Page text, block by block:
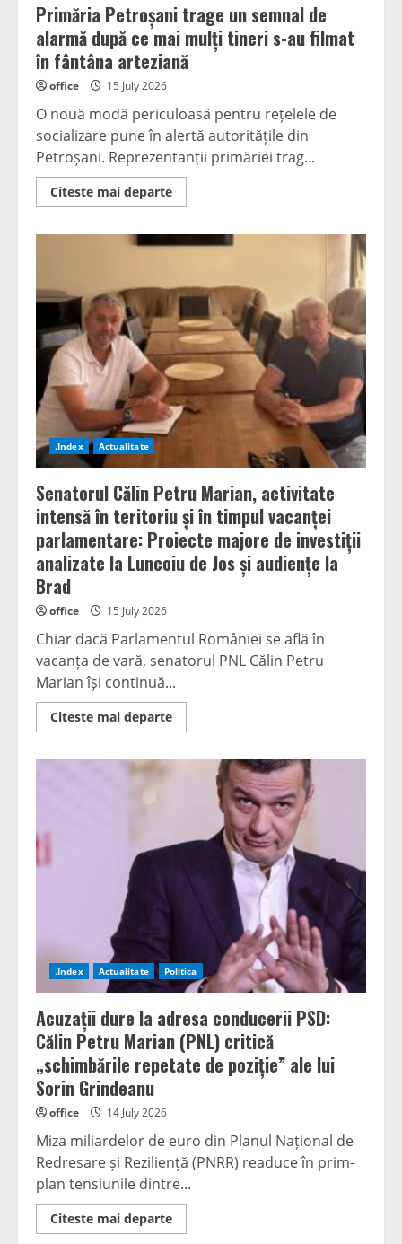
Primăria Petroșani trage un semnal de
alarmă după ce mai mulți tineri s-au filmat
în fântâna arteziană
office 15 July 2026
O nouă modă periculoasă pentru rețelele de
socializare pune în alertă autoritățile din
Petroșani. Reprezentanții primăriei trag...
Citeste mai departeRead
more
Petroșani
de
alarmă
după
ce
mai
mulți
tineri
s-
au
filmat
în
fântâna
arteziană
.Index Actualitate
Senatorul Călin Petru Marian, activitate
intensă în teritoriu și în timpul vacanței
parlamentare: Proiecte majore de investiții
analizate la Luncoiu de Jos și audiențe la
Brad
office 15 July 2026
Chiar dacă Parlamentul României se află în
vacanța de vară, senatorul PNL Călin Petru
Marian își continuă...
Citeste mai departeRead
more
Marian,
activitate
teritoriu
parlamentare:
investiții
analizate
la
Luncoiu
Jos
și
audiențe
la
Brad
.Index Actualitate Politica
Acuzații dure la adresa conducerii PSD:
Călin Petru Marian (PNL) critică
„schimbările repetate de poziție” ale lui
Sorin Grindeanu
office 14 July 2026
Miza miliardelor de euro din Planul Național de
Redresare și Reziliență (PNRR) readuce în prim-
plan tensiunile dintre...
Citeste mai departeRead
more